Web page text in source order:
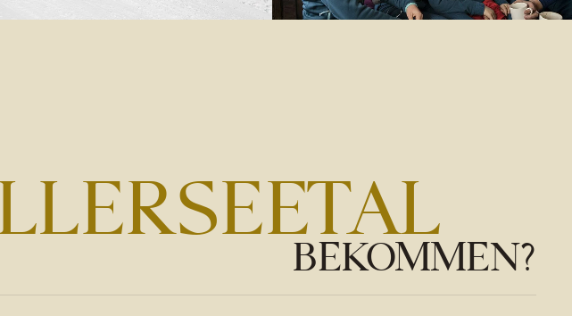
BEKOMMEN?